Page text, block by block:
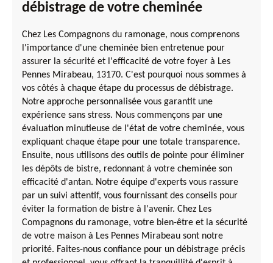
débistrage de votre cheminée
Chez Les Compagnons du ramonage, nous comprenons
l'importance d'une cheminée bien entretenue pour
assurer la sécurité et l'efficacité de votre foyer à Les
Pennes Mirabeau, 13170. C'est pourquoi nous sommes à
vos côtés à chaque étape du processus de débistrage.
Notre approche personnalisée vous garantit une
expérience sans stress. Nous commençons par une
évaluation minutieuse de l'état de votre cheminée, vous
expliquant chaque étape pour une totale transparence.
Ensuite, nous utilisons des outils de pointe pour éliminer
les dépôts de bistre, redonnant à votre cheminée son
efficacité d'antan. Notre équipe d'experts vous rassure
par un suivi attentif, vous fournissant des conseils pour
éviter la formation de bistre à l'avenir. Chez Les
Compagnons du ramonage, votre bien-être et la sécurité
de votre maison à Les Pennes Mirabeau sont notre
priorité. Faites-nous confiance pour un débistrage précis